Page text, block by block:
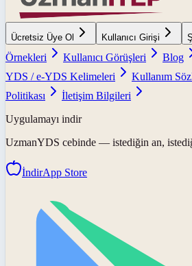
Ücretsiz Üye Ol Kullanıcı Girişi
Örnekleri
Kullanıcı Görüşleri Blog
YDS / e-YDS Kelimeleri
Kullanım
Politikası
İletişim Bilgileri
Uygulamayı indir
UzmanYDS cebinde — istediğin an,
İndirApp Store